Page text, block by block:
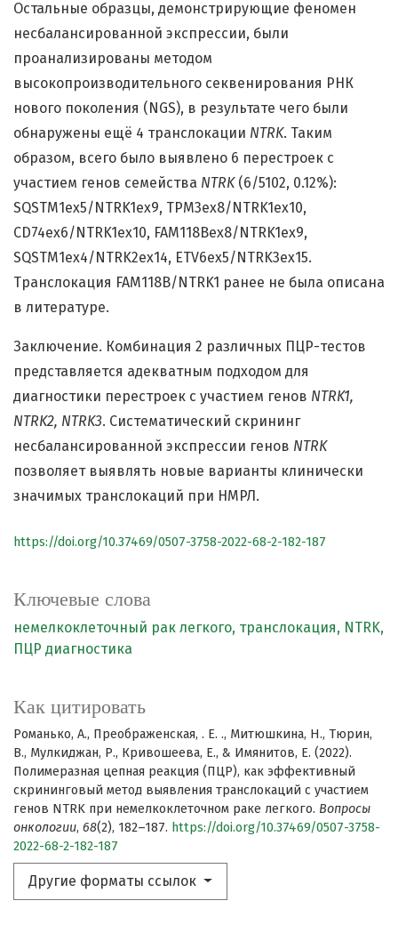
Ключевые слова
немелкоклеточный рак легкого, транслокация, NTRK,
ПЦР диагностика
Как цитировать
Романько, А., Преображенская, . Е. ., Митюшкина, Н., Тюрин,
В., Мулкиджан, Р., Кривошеева, Е., & Имянитов, Е. (2022).
Полимеразная цепная реакция (ПЦР), как эффективный
скрининговый метод выявления транслокаций с участием
генов NTRK при немелкоклеточном раке легкого. Вопросы
онкологии, 68(2), 182–187. https://doi.org/10.37469/0507-3758-
2022-68-2-182-187
Другие форматы ссылок
Остальные образцы, демонстрирующие феномен
несбалансированной экспрессии, были
проанализированы методом
высокопроизводительного секвенирования РНК
нового поколения (NGS), в результате чего были
обнаружены ещё 4 транслокации NTRK. Таким
образом, всего было выявлено 6 перестроек с
участием генов семейства NTRK(6/5102, 0.12%):
SQSTM1ex5/NTRK1ex9, TPM3ex8/NTRK1ex10,
CD74ex6/NTRK1ex10, FAM118Bex8/NTRK1ex9,
SQSTM1ex4/NTRK2ex14, ETV6ex5/NTRK3ex15.
Транслокация FAM118B/NTRK1 ранее не была описана
в литературе.
Заключение. Комбинация 2 различных ПЦР-тестов
представляется адекватным подходом для
диагностики перестроек с участием генов NTRK1,
NTRK2, NTRK3. Систематический скрининг
несбалансированной экспрессии генов NTRK
позволяет выявлять новые варианты клинически
значимых транслокаций при НМРЛ.
https://doi.org/10.37469/0507-3758-2022-68-2-182-187